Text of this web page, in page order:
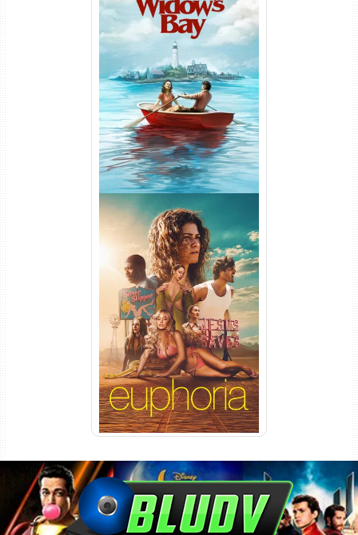
O Segredo de Widow’s Bay
1ª Temporada Torrent (2026)
WEB-DL 1080p Dual Áudio
Euphoria 3ª Temporada
Torrent (2026) WEB-DL 1080p
Dual Áudio